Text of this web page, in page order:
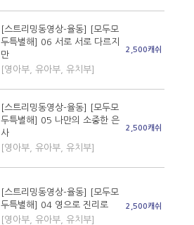
[스트리밍동영상-율동] [모두모
두특별해] 06 서로 서로 다르지
만
[영아부, 유아부, 유치부]
2,500캐쉬
[스트리밍동영상-율동] [모두모
두특별해] 05 나만의 소중한 은
사
[영아부, 유아부, 유치부]
2,500캐쉬
[스트리밍동영상-율동] [모두모
두특별해] 04 영으로 진리로
[영아부, 유아부, 유치부]
2,500캐쉬